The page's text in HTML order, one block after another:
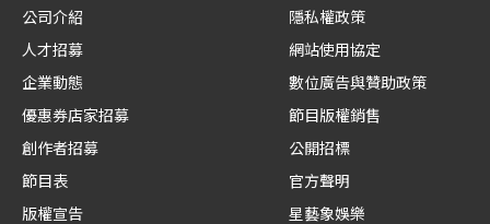
公司介紹
人才招募
企業動態
優惠券店家招募
創作者招募
節目表
版權宣告
隱私權政策
網站使用協定
數位廣告與贊助政策
節目版權銷售
公開招標
官方聲明
星藝象娛樂